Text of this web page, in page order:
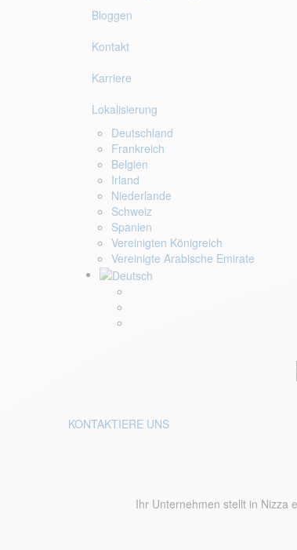
Bloggen
Kontakt
Karriere
Lokalisierung
Deutschland
Frankreich
Belgien
Irland
Niederlande
Schweiz
Spanien
Vereinigten Königreich
Vereinigte Arabische Emirate
KONTAKTIERE UNS
Ihr Unternehmen stellt in Nizza